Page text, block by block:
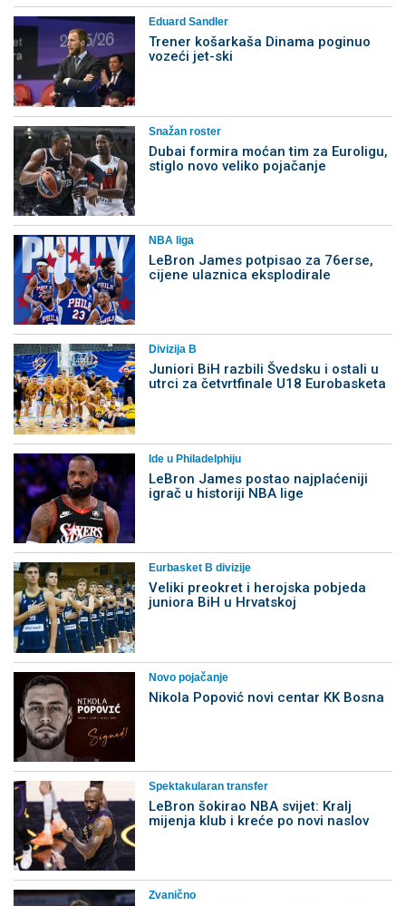
Eduard Sandler
Trener košarkaša Dinama poginuo
vozeći jet-ski
Snažan roster
Dubai formira moćan tim za Euroligu,
stiglo novo veliko pojačanje
NBA liga
LeBron James potpisao za 76erse,
cijene ulaznica eksplodirale
Divizija B
Juniori BiH razbili Švedsku i ostali u
utrci za četvrtfinale U18 Eurobasketa
Ide u Philadelphiju
LeBron James postao najplaćeniji
igrač u historiji NBA lige
Eurbasket B divizije
Veliki preokret i herojska pobjeda
juniora BiH u Hrvatskoj
Novo pojačanje
Nikola Popović novi centar KK Bosna
Spektakularan transfer
LeBron šokirao NBA svijet: Kralj
mijenja klub i kreće po novi naslov
Zvanično